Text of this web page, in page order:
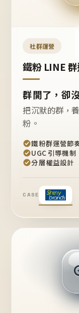
社群運營
鐵粉 LINE
群開了，卻
把沉默的群，
粉。
鐵粉群運營節
UGC 引導機制
分層權益設計
CASE